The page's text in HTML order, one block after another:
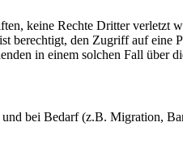
keine Rechte Dritter verletzt
berechtigt, den Zugriff auf eine
in einem solchen Fall über
bei Bedarf (z.B. Migration,